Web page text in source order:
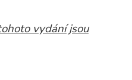
vydání jsou